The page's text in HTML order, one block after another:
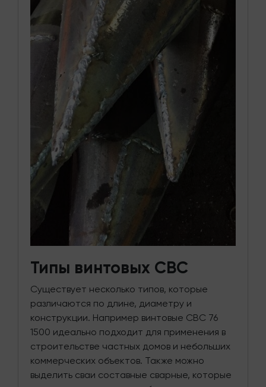
Типы винтовых СВС
Существует несколько типов, которые
различаются по длине, диаметру и
конструкции. Например винтовые СВС 76
1500 идеально подходит для применения в
строительстве частных домов и небольших
коммерческих объектов. Также можно
выделить сваи составные сварные, которые